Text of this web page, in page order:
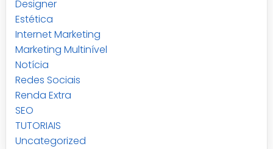
Designer
Estética
Internet Marketing
Marketing Multinível
Notícia
Redes Sociais
Renda Extra
SEO
TUTORIAIS
Uncategorized